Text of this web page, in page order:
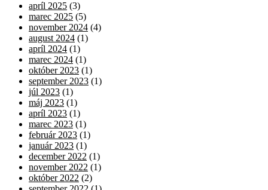
apríl 2025 (3)
marec 2025 (5)
november 2024 (4)
august 2024 (1)
apríl 2024 (1)
marec 2024 (1)
október 2023 (1)
september 2023 (1)
júl 2023 (1)
máj 2023 (1)
apríl 2023 (1)
marec 2023 (1)
február 2023 (1)
január 2023 (1)
december 2022 (1)
november 2022 (1)
október 2022 (2)